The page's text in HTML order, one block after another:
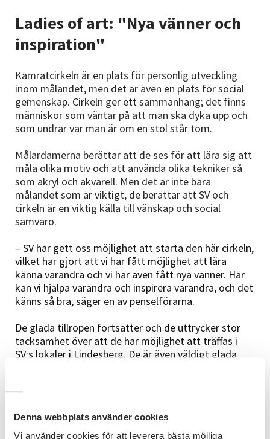
Denna webbplats använder cookies
Vi använder cookies för att leverera bästa möjliga
Ladies of art: "Nya vänner och
inspiration"
Kamratcirkeln är en plats för personlig utveckling
inom målandet, men det är även en plats för social
gemenskap. Cirkeln ger ett sammanhang; det finns
människor som väntar på att man ska dyka upp och
som undrar var man är om en stol står tom.
Målardamerna berättar att de ses för att lära sig att
måla olika motiv och att använda olika tekniker så
som akryl och akvarell. Men det är inte bara
målandet som är viktigt, de berättar att SV och
cirkeln är en viktig källa till vänskap och social
samvaro.
– SV har gett oss möjlighet att starta den här cirkeln,
vilket har gjort att vi har fått möjlighet att lära
känna varandra och vi har även fått nya vänner. Här
kan vi hjälpa varandra och inspirera varandra, och det
känns så bra, säger en av penselförarna.
De glada tillropen fortsätter och de uttrycker stor
tacksamhet över att de har möjlighet att träffas i
SV:s lokaler i Lindesberg. De är även väldigt glada
Konst är till för att betraktas